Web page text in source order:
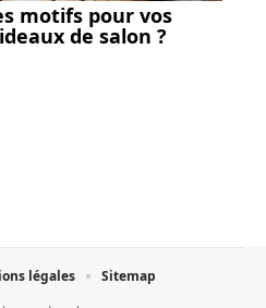
motifs pour vos
de salon ?
légales Sitemap